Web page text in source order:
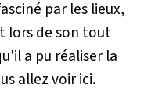
par les lieux,
lors de son tout
a pu réaliser la
allez voir ici.